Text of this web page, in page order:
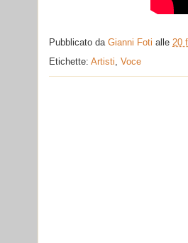
Pubblicato da Gianni Foti alle 20
Etichette: Artisti Voce